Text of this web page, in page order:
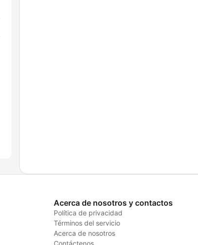
Acerca de nosotros y contactos
Política de privacidad
Términos del servicio
Acerca de nosotros